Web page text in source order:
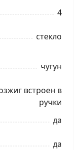
4
стекло
чугун
встроен в
ручки
да
да